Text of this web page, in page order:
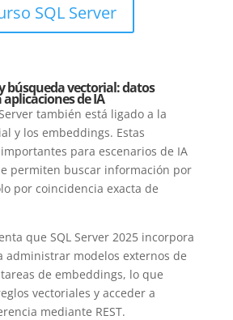
SQL Server
búsqueda vectorial: datos
de IA
también está ligado a la
y los embeddings. Estas
para escenarios de IA
permiten buscar información por
por coincidencia exacta de
que SQL Server 2025 incorpora
administrar modelos externos de
de embeddings, lo que
vectoriales y acceder a
mediante REST.